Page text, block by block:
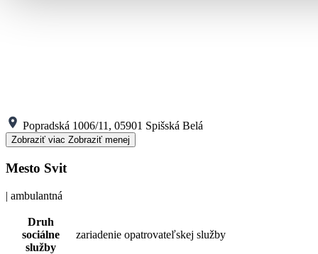
Popradská 1006/11, 05901 Spišská Belá
Zobraziť viac Zobraziť menej
Mesto Svit
| ambulantná
Druh
sociálne
služby
zariadenie opatrovateľskej služby